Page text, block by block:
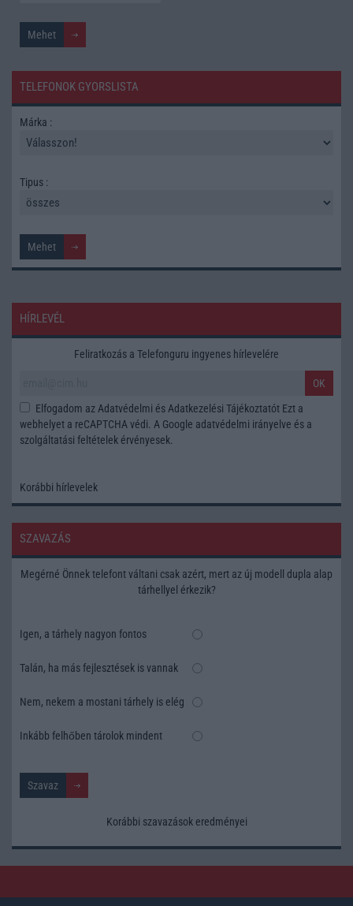
TELEFONOK GYORSLISTA
Márka :
Tipus :
HÍRLEVÉL
Feliratkozás a Telefonguru ingyenes hírlevelére
OK
Elfogadom az Adatvédelmi és Adatkezelési Tájékoztatót Ezt a
webhelyet a reCAPTCHA védi. A Google adatvédelmi irányelve és a
szolgáltatási feltételek érvényesek.
Korábbi hírlevelek
SZAVAZÁS
Megérné Önnek telefont váltani csak azért, mert az új modell dupla alap
tárhellyel érkezik?
Igen, a tárhely nagyon fontos
Talán, ha más fejlesztések is vannak
Nem, nekem a mostani tárhely is elég
Inkább felhőben tárolok mindent
Korábbi szavazások eredményei